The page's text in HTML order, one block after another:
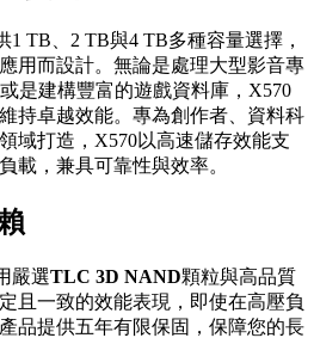
1 TB、2 TB與4 TB多種容量選擇，
用而設計。無論是處理大型影音專
是建構豐富的遊戲資料庫，X570
持卓越效能。專為創作者、資料科
域打造，X570以高速儲存效能支
載，兼具可靠性與效率。
嚴選TLC 3D NAND顆粒與高品質
且一致的效能表現，即使在高壓負
品提供五年有限保固，保障您的長